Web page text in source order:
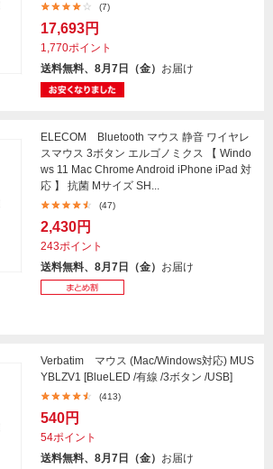
(7)
17,693円
1,770ポイント
送料無料、8月7日（金） お届け
ELECOM Bluetooth マウス 静音 ワイヤレ
スマウス 3ボタン エルゴノミクス 【 Windo
ws 11 Mac Chrome Android iPhone iPad 対
応 】 抗菌 Mサイズ SH...
(47)
2,430円
243ポイント
送料無料、8月7日（金） お届け
Verbatim マウス (Mac/Windows対応) MUS
YBLZV1 [BlueLED /有線 /3ボタン /USB]
(413)
540円
54ポイント
送料無料、8月7日（金） お届け